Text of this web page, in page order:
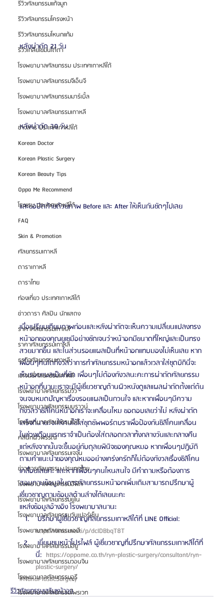
รีวิวศัลยกรรมแก้จมูก
รีวิวศัลยกรรมโครงหน้า
รีวิวศัลยกรรมโหนกแก้ม
รีวิวเกลี่ยไขมันใต้ตา
โรงพยาบาลศัลยกรรม ประเทศเกาหลีใต้
โรงพยาบาลศัลยกรรมจีเอ็นจี
โรงพยาบาลศัลยกรรมมาร์เบิ้ล
โรงพยาบาลศัลยกรรมเกาหลี
ข่าวสาร ประเทศเกาหลีใต้
Korean Doctor
Korean Plastic Surgery
Korean Beauty Tips
Oppa Me Recommend
โรงแรม ประเทศเกาหลีใต้
FAQ
Skin & Promotion
ศัลยกรรมเกาหลี
ดาราเกาหลี
ดาราไทย
ท่องเที่ยว ประเทศเกาหลีใต้
ข่าวดารา ศิลปิน นักแสดง
ราคาศัลยกรรมเกาหลี
ราคาศัลยกรรมเกาหลี
ธุรกิจศัลยกรรมเกาหลี
เอเจนซี่ศัลยกรรมเกาหลี
โรงพยาบาลศัลยกรรมวิว
โรงพยาบาลศัลยกรรมบราวน์
โรงพยาบาลศัลยกรรมไอดี
คลินิกผิวพรรณ
โรงพยาบาลศัลยกรรมเจจุน
ข่าวสารศัลยกรรม ประเทศไทย
โรงพยาบาลศัลยกรรมอีพิก
โรงพยาบาลศัลยกรรมยูโน
โรงพยาบาลศัลยกรรมวันเปอร์เซ็น
โรงพยาบาลศัลยกรรมเอบี
โรงพยาบาลศัลยกรรมอียู
โรงพยาบาลศัลยกรรมวอนจิน
โรงพยาบาลศัลยกรรมอูรี
โรงพยาบาลศัลยกรรมไพรเวท
หลังผ่าตัด 21 วัน
หลังผ่าตัด 30 วัน
และขอปิดท้ายด้วยภาพ Before และ After ให้เห็นกันชัดๆไปเลย
เมื่อเปรียบเทียบภาพก่อนและหลังผ่าตัดจะเห็นความเปลี่ยนแปลงทรง
หน้าอกของคุณยูเซมีอย่างชัดเจนว่าหน้าอกมีขนาดที่ใหญ่และเป็นทรง
สวยมากขึ้น และในส่วนรอยแผลเป็นที่หน้าอกแทบมองไม่เห็นเลย หาก
เพื่อนๆคนใดกังวลว่าการทำศัลยกรรมหน้าอกแล้วเวลาใส่ชุดบิกินี่จะ
เห็นรอยแผลเป็นที่ชัด เพื่อนๆไม่ต้องกังวลนะคะการผ่าตัดศัลยกรรม
หน้าอกที่นานะเราจะมีผู้เชี่ยวชาญด้านผิวหนังดูแลแผลผ่าตัดตั้งแต่ต้น
จนจบหมดปัญหาเรื่องรอยแผลเป็นกวนใจ และหากเพื่อนๆมีความ
กังวลว่าซิลิโคนหน้าอกเราจะเคลื่อนไหม ขอตอบเลยว่าไม่ หลังผ่าตัด
เสร็จที่นานะจะให้คนไข้ใส่ชุดซัพพอร์ตบราเพื่อป้องกันซิลิโคนเคลื่อน
ในช่วงเดือนแรกเราจำเป็นต้องใส่ตลอดเวลาทั้งกลางวันและกลางคืน
แต่หลังจากนั้นจะขึ้นอยู่กับดุลยพินิจของคุณหมอ หากเพื่อนๆปฏิบัติ
ตามคำแนะนำของคุณหมออย่างเคร่งครัดก็ไม่ต้องกังวลเรื่องซิลิโคน
เคลื่อนเลยค่ะ และหากเพื่อนๆคนไหนสนใจ มีคำถามหรือต้องการ
สอบถามข้อมูลในการศัลยกรรมหน้าอกเพิ่มเติมสามารถปรึกษาผู้
เชี่ยวชาญตามข้อมูลด้านล่างได้เลยนะคะ
แหล่งข้อมูลอ้างอิง โรงพยาบาลนานะ
ปรึกษาผู้เชี่ยวชาญศัลยกรรมเกาหลีได้ที่ LINE Official:
https://line.me/ti/p/dcIDBbqT8T
เยี่ยมชมหน้าโปรไฟล์ ผู้เชี่ยวชาญที่ปรึกษาศัลยกรรมเกาหลีได้ที่
นี่: https://oppame.co.th/ryn-plastic-surgery/consultant/ryn-
plastic-surgery/
#NanaPlasticSurgery
รีวิวศัลยกรรมเสริมหน้าอก